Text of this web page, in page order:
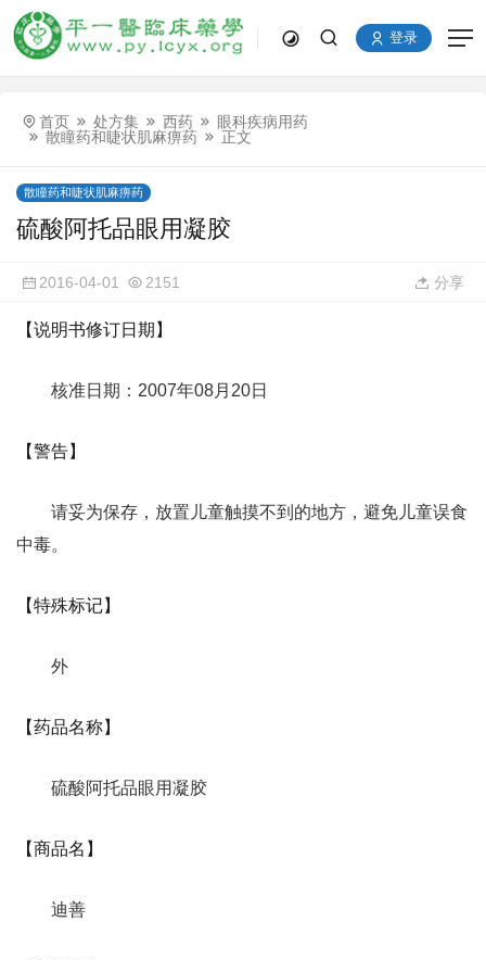
登录
首页 处方集 西药
眼科疾病用药
散瞳药和睫状肌麻痹药
正文
散瞳药和睫状肌麻痹药
硫酸阿托品眼用凝胶
2016-04-01 2151 分享
【说明书修订日期】
核准日期：2007年08月20日
【警告】
请妥为保存，放置儿童触摸不到的地方，避免儿童误食
中毒。
【特殊标记】
外
【药品名称】
硫酸阿托品眼用凝胶
【商品名】
迪善